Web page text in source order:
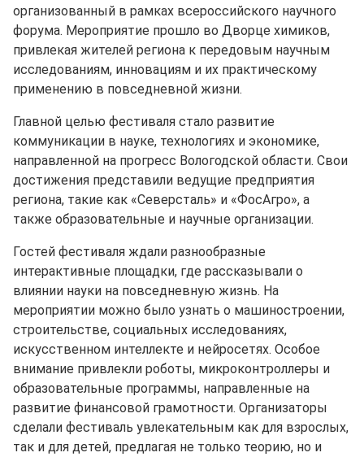
организованный в рамках всероссийского научного
форума. Мероприятие прошло во Дворце химиков,
привлекая жителей региона к передовым научным
исследованиям, инновациям и их практическому
применению в повседневной жизни.
Главной целью фестиваля стало развитие
коммуникации в науке, технологиях и экономике,
направленной на прогресс Вологодской области. Свои
достижения представили ведущие предприятия
региона, такие как «Северсталь» и «ФосАгро», а
также образовательные и научные организации.
Гостей фестиваля ждали разнообразные
интерактивные площадки, где рассказывали о
влиянии науки на повседневную жизнь. На
мероприятии можно было узнать о машиностроении,
строительстве, социальных исследованиях,
искусственном интеллекте и нейросетях. Особое
внимание привлекли роботы, микроконтроллеры и
образовательные программы, направленные на
развитие финансовой грамотности. Организаторы
сделали фестиваль увлекательным как для взрослых,
так и для детей, предлагая не только теорию, но и